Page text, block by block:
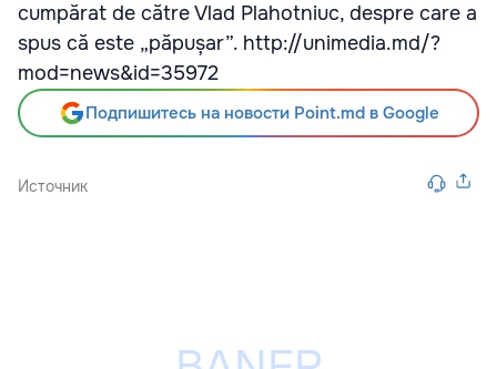
cumpărat de către Vlad Plahotniuc, despre care a
spus că este „păpușar”. http://unimedia.md/?
mod=news&id=35972
Подпишитесь на новости Point.md в Google
Источник